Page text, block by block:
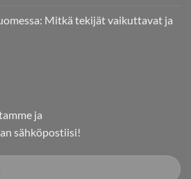
Mitkä tekijät vaikuttavat ja
ja
sähköpostiisi!